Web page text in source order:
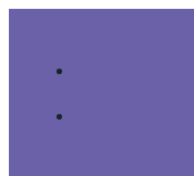
springen